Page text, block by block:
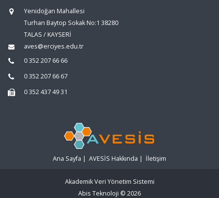
Yenidoğan Mahallesi
Turhan Baytop Sokak No:1 38280
TALAS / KAYSERİ
aves@erciyes.edu.tr
0 352 207 66 66
0 352 207 66 67
0 352 437 49 31
Ana Sayfa | AVESİS Hakkında | İletişim
Akademik Veri Yönetim Sistemi
Abis Teknoloji © 2026